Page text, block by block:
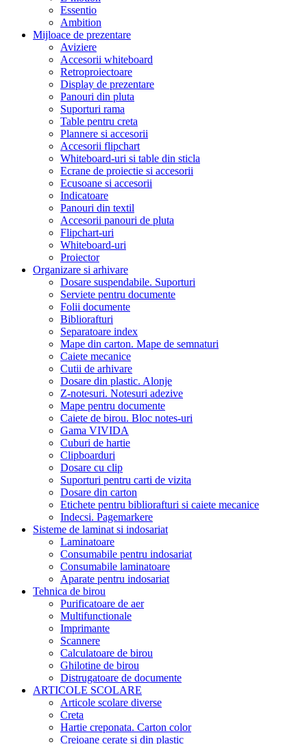
Essentio
Ambition
Mijloace de prezentare
Aviziere
Accesorii whiteboard
Retroproiectoare
Display de prezentare
Panouri din pluta
Suporturi rama
Table pentru creta
Plannere si accesorii
Accesorii flipchart
Whiteboard-uri si table din sticla
Ecrane de proiectie si accesorii
Ecusoane si accesorii
Indicatoare
Panouri din textil
Accesorii panouri de pluta
Flipchart-uri
Whiteboard-uri
Proiector
Organizare si arhivare
Dosare suspendabile. Suporturi
Serviete pentru documente
Folii documente
Bibliorafturi
Separatoare index
Mape din carton. Mape de semnaturi
Caiete mecanice
Cutii de arhivare
Dosare din plastic. Alonje
Z-notesuri. Notesuri adezive
Mape pentru documente
Caiete de birou. Bloc notes-uri
Gama VIVIDA
Cuburi de hartie
Clipboarduri
Dosare cu clip
Suporturi pentru carti de vizita
Dosare din carton
Etichete pentru bibliorafturi si caiete mecanice
Indecsi. Pagemarkere
Sisteme de laminat si indosariat
Laminatoare
Consumabile pentru indosariat
Consumabile laminatoare
Aparate pentru indosariat
Tehnica de birou
Purificatoare de aer
Multifunctionale
Imprimante
Scannere
Calculatoare de birou
Ghilotine de birou
Distrugatoare de documente
ARTICOLE SCOLARE
Articole scolare diverse
Creta
Hartie creponata. Carton color
Creioane cerate si din plastic